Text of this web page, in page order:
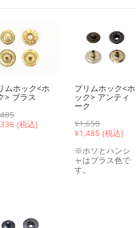
ムホック<ホ
> ブラス
(税込)
プリムホック<ホ
ック> アンティ
ーク
¥1,650
¥1,485 (税込)
※ホソとハンシ
ャはブラス色で
す。